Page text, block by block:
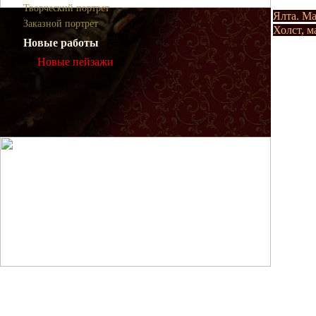
Творческий портрет
Заказной портрет
Новые работы
Новые пейзажи
Ялта.
Холст,